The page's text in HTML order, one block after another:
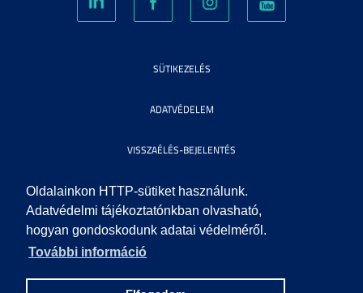
Oldalainkon HTTP-sütiket használunk.
Adatvédelmi tájékoztatónkban olvasható,
hogyan gondoskodunk adatai védelméről.
További információ
SÜTIKEZELÉS
ADATVÉDELEM
VISSZAÉLÉS-BEJELENTÉS
KÖZÉRDEKŰ ADATOK
IMPRESSZUM